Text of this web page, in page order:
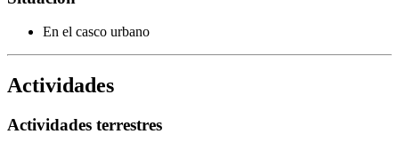
En el casco urbano
Actividades
Actividades terrestres